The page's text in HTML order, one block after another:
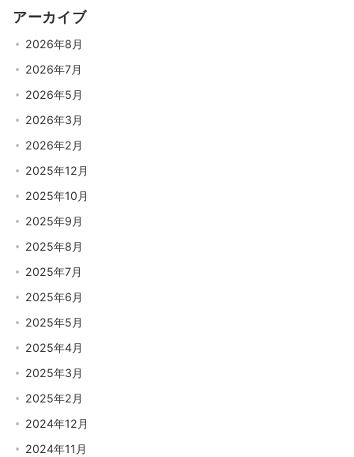
アーカイブ
2026年8月
2026年7月
2026年5月
2026年3月
2026年2月
2025年12月
2025年10月
2025年9月
2025年8月
2025年7月
2025年6月
2025年5月
2025年4月
2025年3月
2025年2月
2024年12月
2024年11月